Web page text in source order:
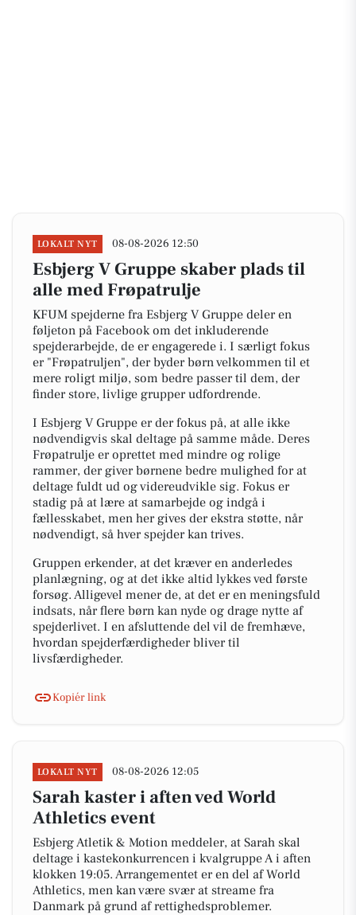
LOKALT NYT 08-08-2026 12:50
Esbjerg V Gruppe skaber plads til
alle med Frøpatrulje
KFUM spejderne fra Esbjerg V Gruppe deler en
føljeton på Facebook om det inkluderende
spejderarbejde, de er engagerede i. I særligt fokus
er "Frøpatruljen", der byder børn velkommen til et
mere roligt miljø, som bedre passer til dem, der
finder store, livlige grupper udfordrende.
I Esbjerg V Gruppe er der fokus på, at alle ikke
nødvendigvis skal deltage på samme måde. Deres
Frøpatrulje er oprettet med mindre og rolige
rammer, der giver børnene bedre mulighed for at
deltage fuldt ud og videreudvikle sig. Fokus er
stadig på at lære at samarbejde og indgå i
fællesskabet, men her gives der ekstra støtte, når
nødvendigt, så hver spejder kan trives.
Gruppen erkender, at det kræver en anderledes
planlægning, og at det ikke altid lykkes ved første
forsøg. Alligevel mener de, at det er en meningsfuld
indsats, når flere børn kan nyde og drage nytte af
spejderlivet. I en afsluttende del vil de fremhæve,
hvordan spejderfærdigheder bliver til
livsfærdigheder.
Kopiér link
LOKALT NYT 08-08-2026 12:05
Sarah kaster i aften ved World
Athletics event
Esbjerg Atletik & Motion meddeler, at Sarah skal
deltage i kastekonkurrencen i kvalgruppe A i aften
klokken 19:05. Arrangementet er en del af World
Athletics, men kan være svær at streame fra
Danmark på grund af rettighedsproblemer.